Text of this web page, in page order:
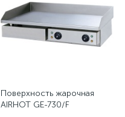
Поверхность жарочная
AIRHOT GE-730/F